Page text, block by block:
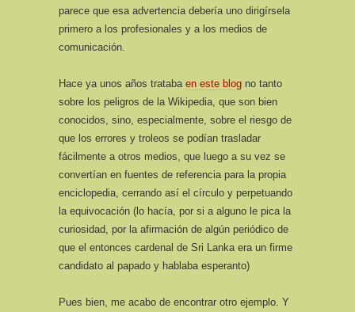
parece que esa advertencia debería uno dirigírsela
primero a los profesionales y a los medios de
comunicación.
Hace ya unos años trataba en este blog no tanto
sobre los peligros de la Wikipedia, que son bien
conocidos, sino, especialmente, sobre el riesgo de
que los errores y troleos se podían trasladar
fácilmente a otros medios, que luego a su vez se
convertían en fuentes de referencia para la propia
enciclopedia, cerrando así el círculo y perpetuando
la equivocación (lo hacía, por si a alguno le pica la
curiosidad, por la afirmación de algún periódico de
que el entonces cardenal de Sri Lanka era un firme
candidato al papado y hablaba esperanto)
Pues bien, me acabo de encontrar otro ejemplo. Y